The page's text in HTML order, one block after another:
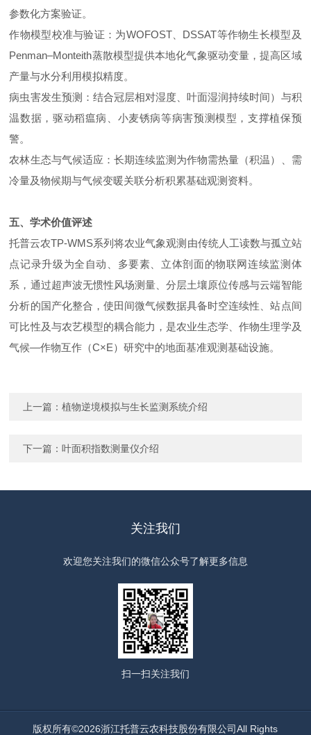
参数化方案验证。
作物模型校准与验证：为WOFOST、DSSAT等作物生长模型及
Penman–Monteith蒸散模型提供本地化气象驱动变量，提高区域
产量与水分利用模拟精度。
病虫害发生预测：结合冠层相对湿度、叶面湿润持续时间）与积
温数据，驱动稻瘟病、小麦锈病等病害预测模型，支撑植保预
警。
农林生态与气候适应：长期连续监测为作物需热量（积温）、需
冷量及物候期与气候变暖关联分析积累基础观测资料。
五、学术价值评述
托普云农TP-WMS系列将农业气象观测由传统人工读数与孤立站
点记录升级为全自动、多要素、立体剖面的物联网连续监测体
系，通过超声波无惯性风场测量、分层土壤原位传感与云端智能
分析的国产化整合，使田间微气候数据具备时空连续性、站点间
可比性及与农艺模型的耦合能力，是农业生态学、作物生理学及
气候—作物互作（C×E）研究中的地面基准观测基础设施。
上一篇：植物逆境模拟与生长监测系统介绍
下一篇：叶面积指数测量仪介绍
关注我们
欢迎您关注我们的微信公众号了解更多信息
扫一扫关注我们
版权所有©2026浙江托普云农科技股份有限公司All Rights